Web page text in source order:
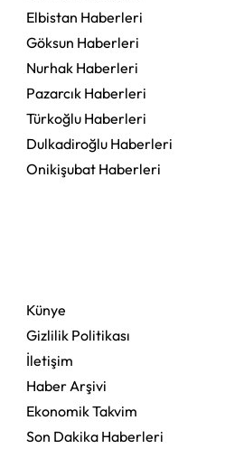
Elbistan Haberleri
Göksun Haberleri
Nurhak Haberleri
Pazarcık Haberleri
Türkoğlu Haberleri
Dulkadiroğlu Haberleri
Onikişubat Haberleri
Künye
Gizlilik Politikası
İletişim
Haber Arşivi
Ekonomik Takvim
Son Dakika Haberleri